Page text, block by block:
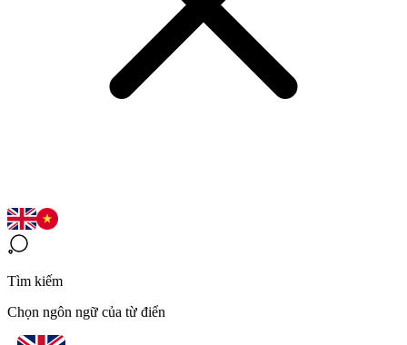
Tìm kiếm
Chọn ngôn ngữ của từ điển